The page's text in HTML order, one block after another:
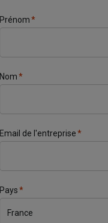
Prénom*
Nom*
Email de l'entreprise*
Pays*